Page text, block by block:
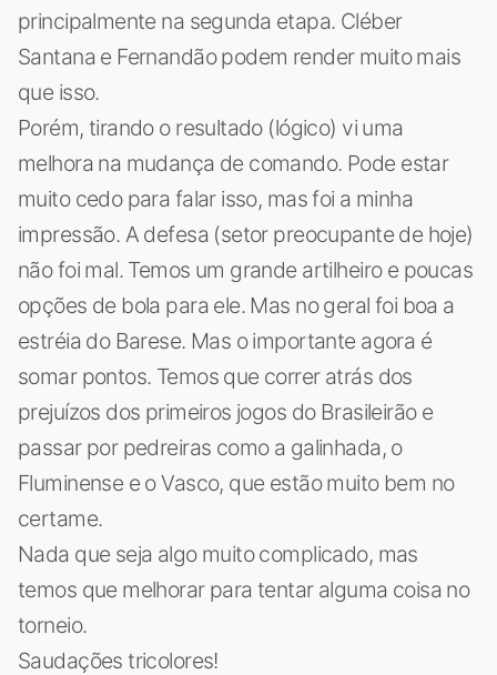
principalmente na segunda etapa. Cléber
Santana e Fernandão podem render muito mais
que isso.
Porém, tirando o resultado (lógico) vi uma
melhora na mudança de comando. Pode estar
muito cedo para falar isso, mas foi a minha
impressão. A defesa (setor preocupante de hoje)
não foi mal. Temos um grande artilheiro e poucas
opções de bola para ele. Mas no geral foi boa a
estréia do Barese. Mas o importante agora é
somar pontos. Temos que correr atrás dos
prejuízos dos primeiros jogos do Brasileirão e
passar por pedreiras como a galinhada, o
Fluminense e o Vasco, que estão muito bem no
certame.
Nada que seja algo muito complicado, mas
temos que melhorar para tentar alguma coisa no
torneio.
Saudações tricolores!